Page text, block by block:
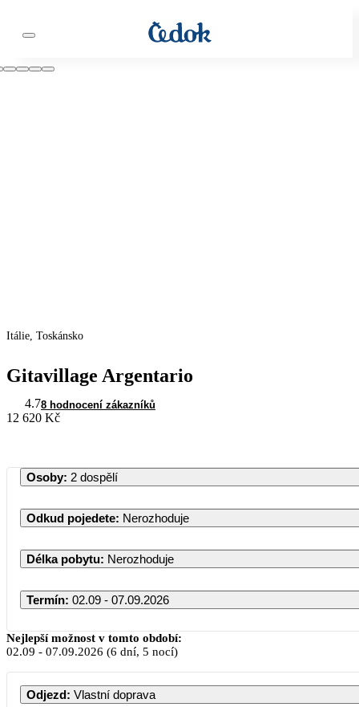
Itálie, Toskánsko
Gitavillage Argentario
4.78 hodnocení zákazníků
12 620 Kč
Osoby: 2 dospělí
Odkud pojedete: Nerozhoduje
Délka pobytu: Nerozhoduje
Termín: 02.09 - 07.09.2026
Září 2026
PO ÚT ST ČT PÁ SO NE
Nejlepší možnost v tomto období:
02.09 - 07.09.2026 (6 dní, 5 nocí)
Odjezd: Vlastní doprava